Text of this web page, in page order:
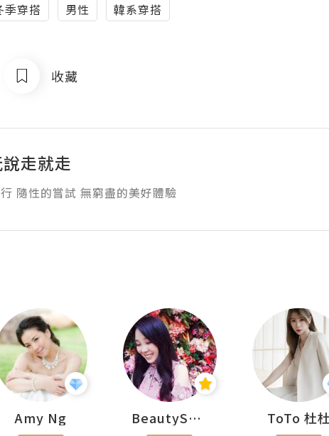
季穿搭 男性 韓系穿搭
收藏
走就走
隨性的嘗試 無窮盡的美好體驗
Amy Ng BeautySearch ToTo 杜